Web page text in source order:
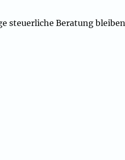
steuerliche Beratung bleiben